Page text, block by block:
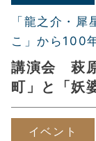
「龍之介・
こ」から100
講演会 萩
町」と「妖
イベント